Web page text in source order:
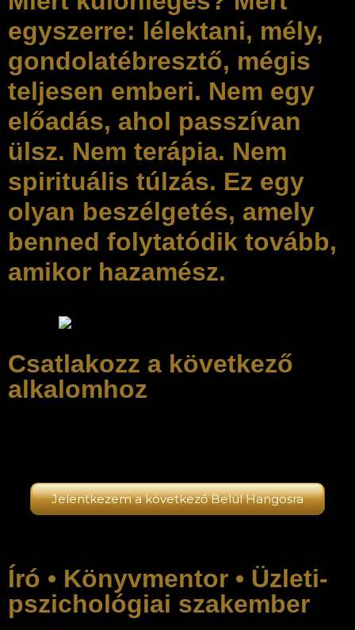
egyszerre: lélektani, mély,
gondolatébresztő, mégis
teljesen emberi. Nem egy
előadás, ahol passzívan
ülsz. Nem terápia. Nem
spirituális túlzás. Ez egy
olyan beszélgetés, amely
benned folytatódik tovább,
amikor hazamész.
Csatlakozz a következő
alkalomhoz
Jelentkezem a következő Belül Hangosra
Író • Könyvmentor • Üzleti-
pszichológiai szakember